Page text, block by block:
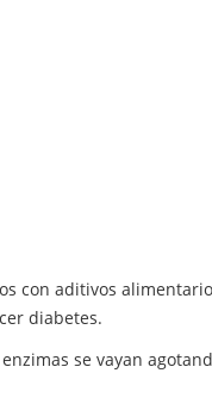
con aditivos
diabetes.
se vayan